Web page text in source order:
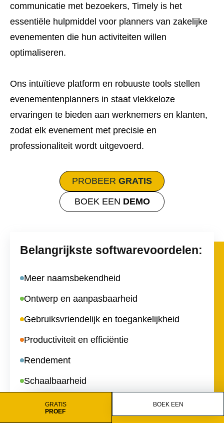
GRATIS
PROEF
BOEK EEN
communicatie met bezoekers, Timely is het
essentiële hulpmiddel voor planners van zakelijke
evenementen die hun activiteiten willen
optimaliseren.
Ons intuïtieve platform en robuuste tools stellen
evenementenplanners in staat vlekkeloze
ervaringen te bieden aan werknemers en klanten,
zodat elk evenement met precisie en
professionaliteit wordt uitgevoerd.
PROBEER GRATIS
BOEK EEN DEMO
Belangrijkste softwarevoordelen:
Meer naamsbekendheid
Ontwerp en aanpasbaarheid
Gebruiksvriendelijk en toegankelijkheid
Productiviteit en efficiëntie
Rendement
Schaalbaarheid